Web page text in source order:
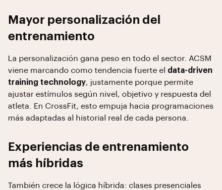
Mayor personalización del
entrenamiento
La personalización gana peso en todo el sector. ACSM
viene marcando como tendencia fuerte el data-driven
training technology, justamente porque permite
ajustar estímulos según nivel, objetivo y respuesta del
atleta. En CrossFit, esto empuja hacia programaciones
más adaptadas al historial real de cada persona.
Experiencias de entrenamiento
más híbridas
También crece la lógica híbrida: clases presenciales